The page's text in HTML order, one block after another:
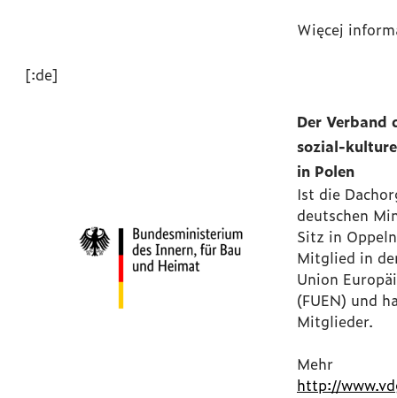
Więcej
[:de]
Der Verband
sozial-
in Polen
Ist die
deutschen
Sitz in
Mitglied in
Union
(FUEN) und
Mitglieder.
Mehr
http://